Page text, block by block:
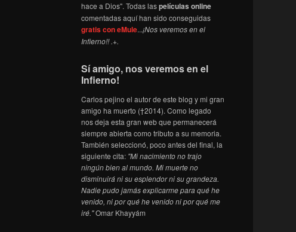
hace a Dios". Todas laspelículas online
comentadas aquí han sido conseguidas
gratis con eMule...¡Nos veremos en el
Infierno!! .+.
Sí amigo, nos veremos en el
Infierno!
Carlos pejino el autor de este blog y mi gran
amigo ha muerto (†2014). Como legado
nos deja esta gran web que permanecerá
siempre abierta como tributo a su memoria.
También seleccionó, poco antes del final, la
siguiente cita: "Mi nacimiento no trajo
ningún bien al mundo. Mi muerte no
disminuirá ni su esplendor ni su grandeza.
Nadie pudo jamás explicarme para qué he
venido, ni por qué he venido ni por qué me
iré."Omar Khayyám